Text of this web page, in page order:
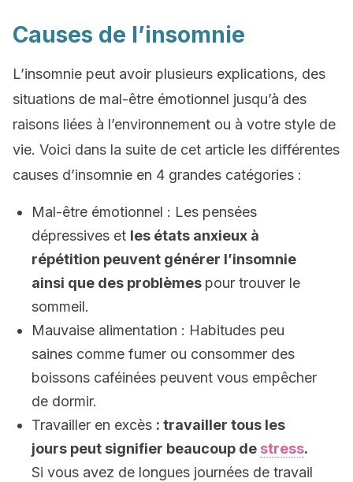
Causes de l’insomnie
L’insomnie peut avoir plusieurs explications, des
situations de mal-être émotionnel jusqu’à des
raisons liées à l’environnement ou à votre style de
vie. Voici dans la suite de cet article les différentes
causes d’insomnie en 4 grandes catégories :
Mal-être émotionnel : Les pensées
dépressives et les états anxieux à
répétition peuvent générer l’insomnie
ainsi que des problèmes pour trouver le
sommeil.
Mauvaise alimentation : Habitudes peu
saines comme fumer ou consommer des
boissons caféinées peuvent vous empêcher
de dormir.
Travailler en excès : travailler tous les
jours peut signifier beaucoup de stress.
Si vous avez de longues journées de travail